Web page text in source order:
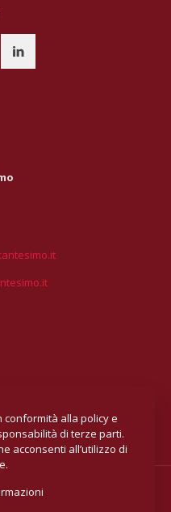
Incantesimo.
conformità alla policy e
di terze parti.
acconsenti all’utilizzo di